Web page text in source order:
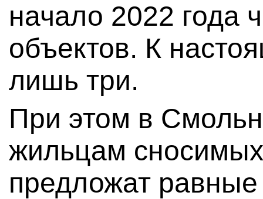
начало 2022 года
объектов. К
лишь три.
При этом в
жильцам
предложат